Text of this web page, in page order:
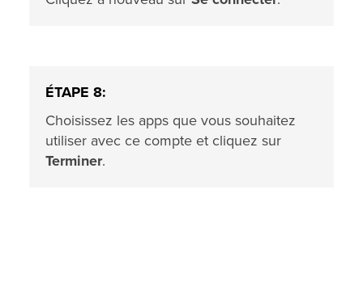
ÉTAPE 8:
Choisissez les apps que vous souhaitez
utiliser avec ce compte et cliquez sur
Terminer.